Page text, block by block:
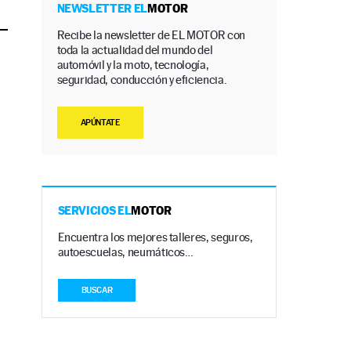
NEWSLETTER ELMOTOR
Recibe la newsletter de EL MOTOR con
toda la actualidad del mundo del
automóvil y la moto, tecnología,
seguridad, conducción y eficiencia.
APÚNTATE
SERVICIOS ELMOTOR
Encuentra los mejores talleres, seguros,
autoescuelas, neumáticos…
BUSCAR